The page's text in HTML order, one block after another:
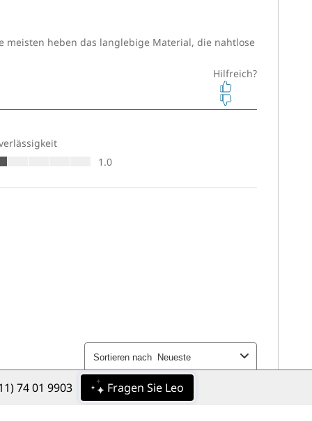
74 01 9903 Fragen Sie Leo